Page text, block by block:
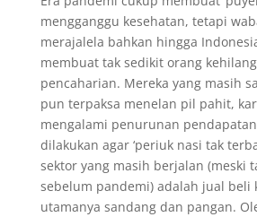
mengganggu kesehatan, tetapi
merajalela bahkan hingga
membuat tak sedikit orang
pencaharian. Mereka yang masih
pun terpaksa menelan pil pahit,
mengalami penurunan
dilakukan agar ‘periuk nasi tak
sektor yang masih berjalan (meski
sebelum pandemi) adalah jual beli
utamanya sandang dan pangan.